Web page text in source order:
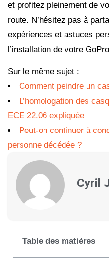
et profitez pleinement de
route. N’hésitez pas à
expériences et astuces
l’installation de votre
Sur le même sujet :
Comment peindre un
L’homologation des
ECE 22.06 expliquée
Peut-on continuer à
personne décédée ?
Cyril
Table des matières